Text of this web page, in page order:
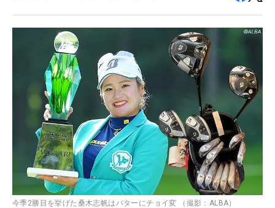
今季2勝目を挙げた桑木志帆はパターにチョイ変 （撮影：ALBA）